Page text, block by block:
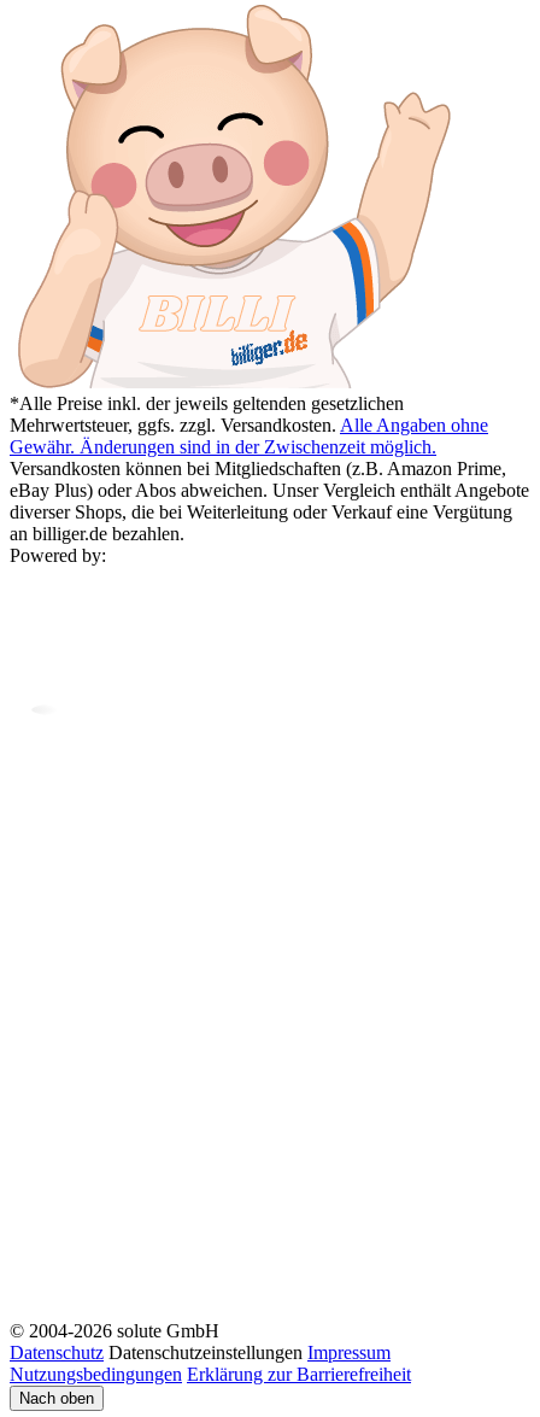
*Alle Preise inkl. der jeweils geltenden gesetzlichen
Mehrwertsteuer, ggfs. zzgl. Versandkosten. Alle Angaben ohne
Gewähr. Änderungen sind in der Zwischenzeit möglich.
Versandkosten können bei Mitgliedschaften (z.B. Amazon Prime,
eBay Plus) oder Abos abweichen. Unser Vergleich enthält Angebote
diverser Shops, die bei Weiterleitung oder Verkauf eine Vergütung
an billiger.de bezahlen.
Powered by:
© 2004-2026 solute GmbH
Datenschutz Datenschutzeinstellungen Impressum
Nutzungsbedingungen Erklärung zur Barrierefreiheit
Nach oben